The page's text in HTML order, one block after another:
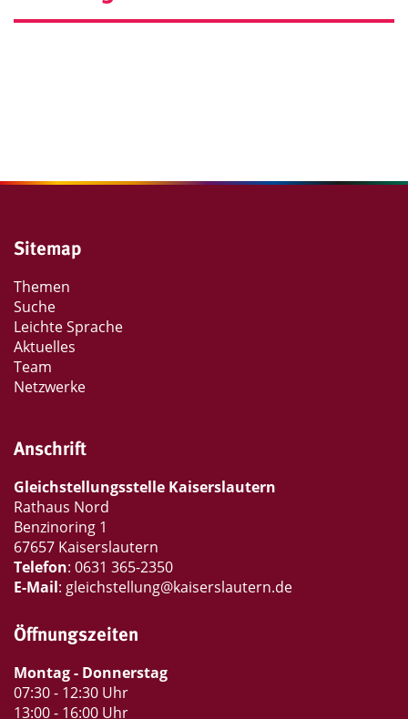
Sitemap
Themen
Suche
Leichte Sprache
Aktuelles
Team
Netzwerke
Anschrift
Gleichstellungsstelle Kaiserslautern
Rathaus Nord
Benzinoring 1
67657 Kaiserslautern
Telefon: 0631 365-2350
E-Mail: gleichstellung@kaiserslautern.de
Öffnungszeiten
Montag - Donnerstag
07:30 - 12:30 Uhr
13:00 - 16:00 Uhr